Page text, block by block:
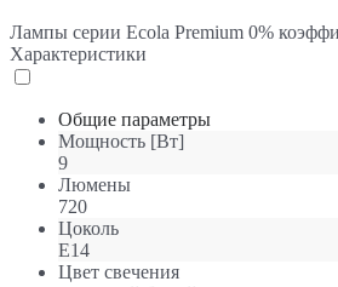
Лампы серии Ecola Premium 0%
Характеристики
Общие параметры
Мощность [Вт]
9
Люмены
720
Цоколь
E14
Цвет свечения